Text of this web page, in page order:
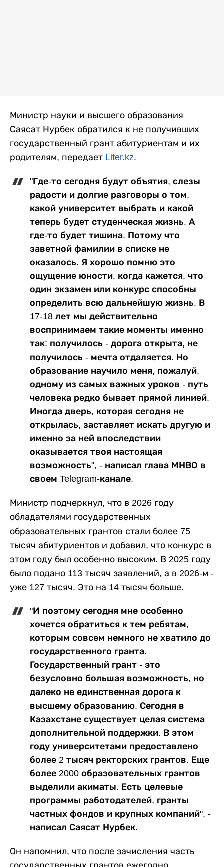
Министр науки и высшего образования
Саясат Нурбек обратился к не получивших
государственный грант абитуриентам и их
родителям, передает Liter.kz.
"Где-то сегодня будут объятия, слезы
радости и долгие разговоры о том,
какой университет выбрать и какой
теперь будет студенческая жизнь. А
где-то будет тишина. Потому что
заветной фамилии в списке не
оказалось. Я хорошо помню это
ощущение юности, когда кажется, что
один экзамен или конкурс способны
определить всю дальнейшую жизнь. В
17-18 лет мы действительно
воспринимаем такие моменты именно
так: получилось - дорога открыта, не
получилось - мечта отдаляется. Но
образование научило меня, пожалуй,
одному из самых важных уроков - путь
человека редко бывает прямой линией.
Иногда дверь, которая сегодня не
открылась, заставляет искать другую и
именно за ней впоследствии
оказывается твоя настоящая
возможность", - написал глава МНВО в
своем Telegram-канале.
Министр подчеркнул, что в 2026 году
обладателями государственных
образовательных грантов стали более 75
тысяч абитуриентов и добавил, что конкурс в
этом году был особенно высоким. В 2025 году
было подано 113 тысяч заявлений, а в 2026-м -
уже 127 тысяч. Это на 14 тысяч больше.
"И поэтому сегодня мне особенно
хочется обратиться к тем ребятам,
которым совсем немного не хватило до
государственного гранта.
Государственный грант - это
безусловно большая возможность, но
далеко не единственная дорога к
высшему образованию. Сегодня в
Казахстане существует целая система
дополнительной поддержки. В этом
году университетами предоставлено
более 2 тысяч ректорских грантов. Еще
более 2000 образовательных грантов
выделили акиматы. Есть целевые
программы работодателей, гранты
частных фондов и крупных компаний", -
написал Саясат Нурбек.
Он напомнил, что после зачисления часть